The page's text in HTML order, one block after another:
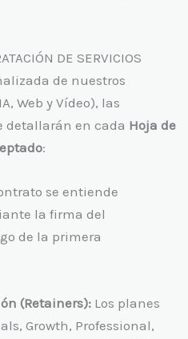
DE SERVICIOS
de nuestros
Web y Vídeo), las
detallarán en cada Hoja de
:
se entiende
la firma del
de la primera
(Retainers): Los planes
Growth, Professional,